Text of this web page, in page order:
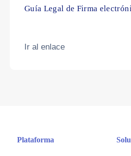
Guía Legal de Firma
Ir al enlace
Plataforma